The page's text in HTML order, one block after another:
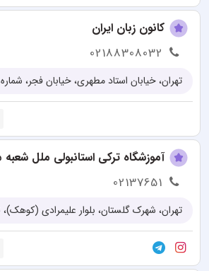
کانون زبان ایران
02188308032
تهران، خیابان استاد مطهری، خیابان فجر، شماره ۳۳
آموزشگاه ترکی استانبولی ملل
02137651